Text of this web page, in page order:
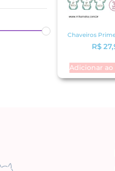
Chaveiros
R$
Adicionar